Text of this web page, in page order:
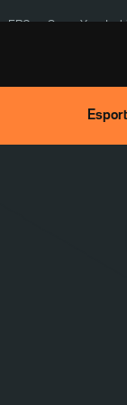
ERC SpaceX